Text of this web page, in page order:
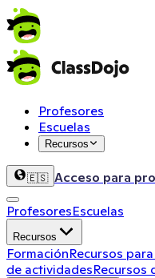
Profesores
Escuelas
Recursos
🇪🇸 Acceso para
ProfesoresEscuelas
Recursos
FormaciónRecursos
de actividadesRecursos